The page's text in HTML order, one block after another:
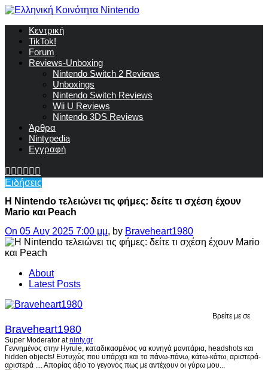
Κεντρική
TikTok!
Forum
Reviews-Unboxing
Nintendo Switch 2 Reviews
Unboxings
Nintendo Switch Reviews
Wii U Reviews
Nintendo 3DS Reviews
Άρθρα
Nintypedia
Εγγραφή
Ειδήσεις
Η Nintendo τελειώνει τις φήμες: δείτε τι σχέση έχουν
Mario και Peach
On 05 Αυγ 2025 7:00 μμ, by Braveheart1980
About
Latest Posts
Βρείτε με σε
Braveheart1980
Super Moderator atninty.gr
Γεννημένος στην Hyrule, καταδικασμένος να κυνηγά μανιτάρια, headshots και
hidden objects! Ευτυχώς που υπάρχει και το πάνω-πάνω, κάτω-κάτω, αριστερά-
αριστερά .... Απορίας άξιο το γεγονός πως με αντέχουν οι γύρω μου...